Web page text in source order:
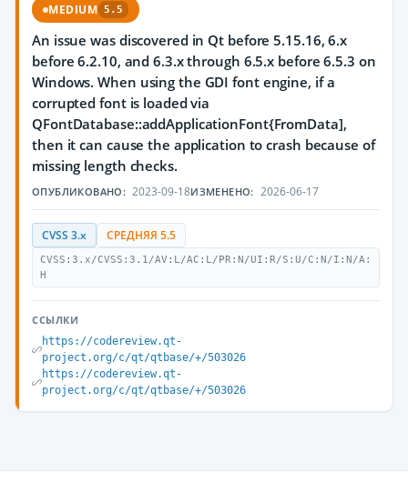
MEDIUM 5.5
An issue was discovered in Qt before 5.15.16, 6.x
before 6.2.10, and 6.3.x through 6.5.x before 6.5.3 on
Windows. When using the GDI font engine, if a
corrupted font is loaded via
QFontDatabase::addApplicationFont{FromData],
then it can cause the application to crash because of
missing length checks.
ОПУБЛИКОВАНО: 2023-09-18ИЗМЕНЕНО: 2026-06-17
CVSS 3.x СРЕДНЯЯ 5.5
CVSS:3.x/CVSS:3.1/AV:L/AC:L/PR:N/UI:R/S:U/C:N/I:N/A:
H
ССЫЛКИ
https://codereview.qt-
project.org/c/qt/qtbase/+/503026
https://codereview.qt-
project.org/c/qt/qtbase/+/503026